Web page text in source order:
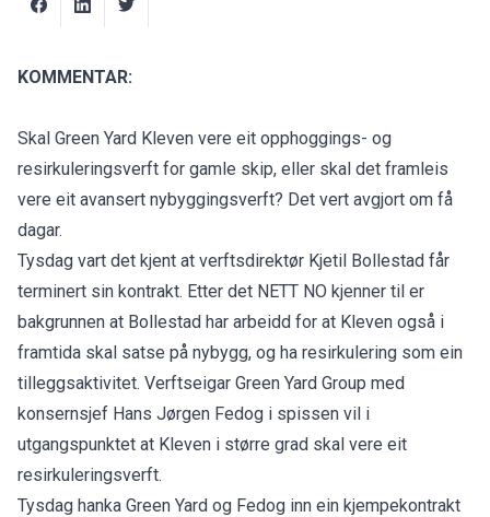
KOMMENTAR:
Skal Green Yard Kleven vere eit opphoggings- og
resirkuleringsverft for gamle skip, eller skal det framleis
vere eit avansert nybyggingsverft? Det vert avgjort om få
dagar.
Tysdag vart det kjent at verftsdirektør Kjetil Bollestad får
terminert sin kontrakt. Etter det NETT NO kjenner til er
bakgrunnen at Bollestad har arbeidd for at Kleven også i
framtida skal satse på nybygg, og ha resirkulering som ein
tilleggsaktivitet. Verftseigar Green Yard Group med
konsernsjef Hans Jørgen Fedog i spissen vil i
utgangspunktet at Kleven i større grad skal vere eit
resirkuleringsverft.
Tysdag hanka Green Yard og Fedog inn ein kjempekontrakt